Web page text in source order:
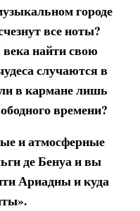
городе
все ноты?
найти свою
случаются в
в кармане лишь
времени?
и атмосферные
де Бенуа и вы
Ариадны и куда